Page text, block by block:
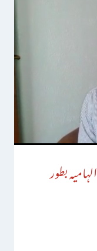
بطور